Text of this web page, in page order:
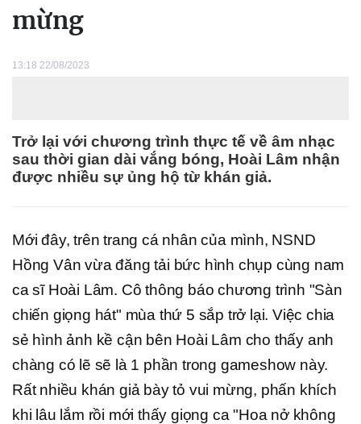
mừng
13:18 22/08/2023
Trở lại với chương trình thực tế về âm nhạc
sau thời gian dài vắng bóng, Hoài Lâm nhận
được nhiều sự ủng hộ từ khán giả.
Mới đây, trên trang cá nhân của mình, NSND
Hồng Vân vừa đăng tải bức hình chụp cùng nam
ca sĩ Hoài Lâm. Cô thông báo chương trình "Sàn
chiến giọng hát" mùa thứ 5 sắp trở lại. Việc chia
sẻ hình ảnh kề cận bên Hoài Lâm cho thấy anh
chàng có lẽ sẽ là 1 phần trong gameshow này.
Rất nhiều khán giả bày tỏ vui mừng, phấn khích
khi lâu lắm rồi mới thấy giọng ca "Hoa nở không